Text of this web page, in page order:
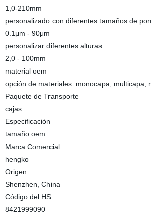
1,0-210mm
personalizado con diferentes tamaños de
0.1μm - 90μm
personalizar diferentes alturas
2,0 - 100mm
material oem
opción de materiales: monocapa, multicapa,
Paquete de Transporte
cajas
Especificación
tamaño oem
Marca Comercial
hengko
Origen
Shenzhen, China
Código del HS
8421999090